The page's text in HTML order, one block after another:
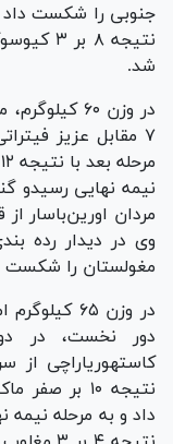
جنوبی را شکست داد
نتیجه
شد.
۷ مقابل عزیز
مردان اورین‌باسار
مغولستان را شکست
در وزن ۶۵
کاستهوریاراچی از
نتیجه ۱۰
داد و به مرحله نیمه